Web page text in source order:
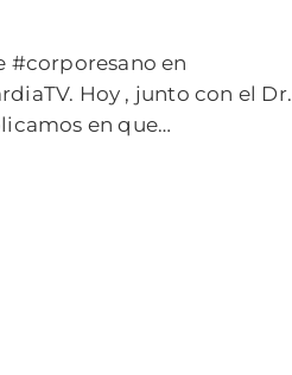
#corporesano en
Hoy , junto con el Dr.
en que…